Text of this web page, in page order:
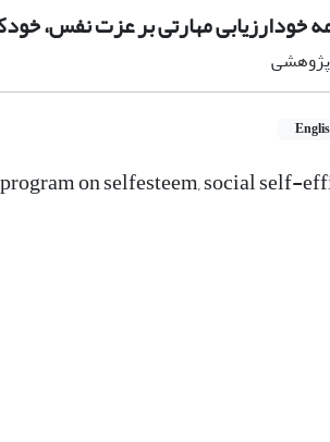
خودارزیابی مهارتی بر عزت نفس،
پژوهشی
on selfesteem, social self-